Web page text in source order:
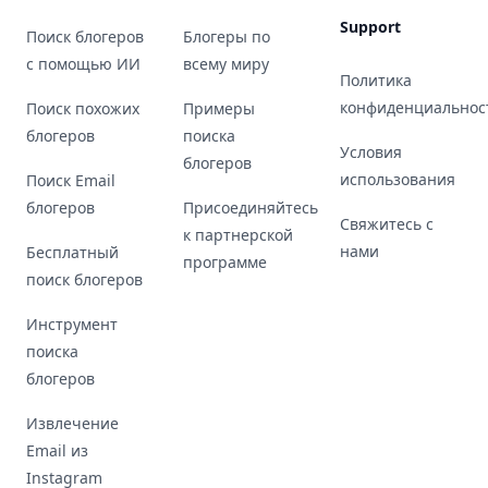
Поиск блогеров
с помощью ИИ
Поиск похожих
блогеров
Поиск Email
блогеров
Бесплатный
поиск блогеров
Инструмент
поиска
блогеров
Извлечение
Email из
Instagram
Блогеры по
всему миру
Примеры
поиска
блогеров
Присоединяйтесь
к партнерской
программе
Support
Политика
Условия
использования
Свяжитесь с
нами